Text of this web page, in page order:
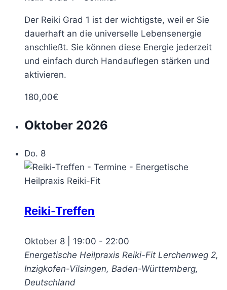
Der Reiki Grad 1 ist der wichtigste, weil er Sie
dauerhaft an die universelle Lebensenergie
anschließt. Sie können diese Energie jederzeit
und einfach durch Handauflegen stärken und
aktivieren.
180,00€
Oktober 2026
Do. 8
Reiki-Treffen
Oktober 8 | 19:00 - 22:00
Energetische Heilpraxis Reiki-Fit Lerchenweg 2,
Inzigkofen-Vilsingen, Baden-Württemberg,
Deutschland